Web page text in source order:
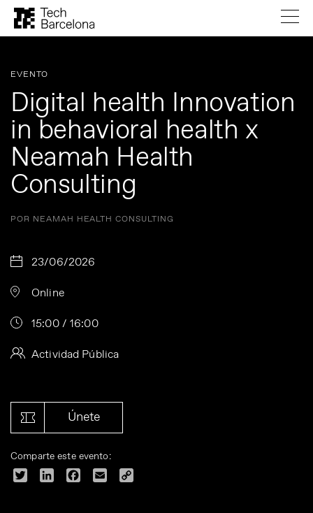
EVENTO
Digital health Innovation
in behavioral health x
Neamah Health
Consulting
POR NEAMAH HEALTH CONSULTING
23/06/2026
Online
15:00 / 16:00
Actividad Pública
Únete
Comparte este evento:
Twitter LinkedInFacebook
Email